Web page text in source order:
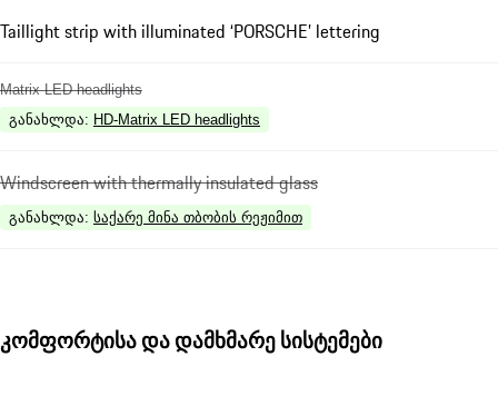
Taillight strip with illuminated ‘PORSCHE’ lettering
Matrix LED headlights
განახლდა: HD-Matrix LED headlights
Windscreen with thermally insulated glass
განახლდა: საქარე მინა თბობის რეჟიმით
კომფორტისა და დამხმარე სისტემები